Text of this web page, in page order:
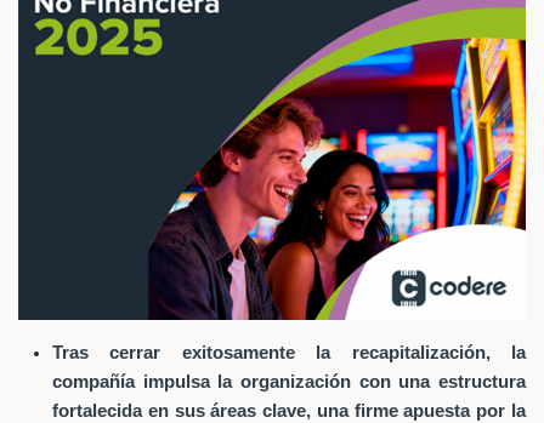
Tras cerrar exitosamente la recapitalización, la
compañía impulsa la organización con una estructura
fortalecida en sus áreas clave, una firme apuesta por la